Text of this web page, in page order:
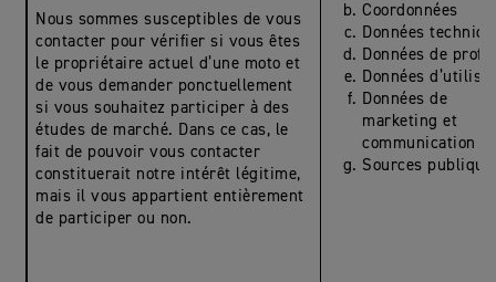
Nous sommes susceptibles de vous
contacter pour vérifier si vous êtes
le propriétaire actuel d’une moto et
de vous demander ponctuellement
si vous souhaitez participer à des
études de marché. Dans ce cas, le
fait de pouvoir vous contacter
constituerait notre intérêt légitime,
mais il vous appartient entièrement
de participer ou non.
Coordonnées
Données
Données de profil
Données
Données de
marketing et
communication
Sources